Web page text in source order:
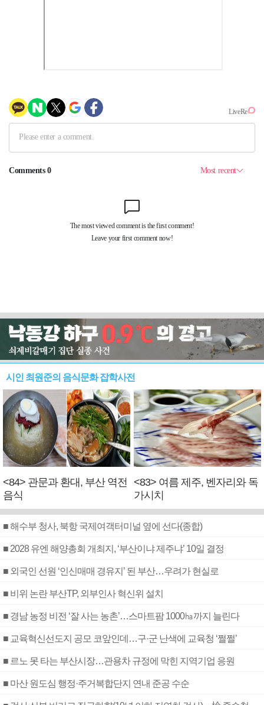
시인 최원준의 음식문화 잡학사전
<84> 관문과 환대, 부산 역전
음식
<83> 여름 제주, 벤자리와 독
가시치
■ 해수부 청사, 북항 국제여객터미널 옆에 선다(종합)
■ 2028 유엔 해양총회 개최지, ‘부산이냐 제주냐’ 10일 결정
■ 외국인 선원 ‘인신매매 경유지’ 된 부산…우려가 현실로
■ 비위 논란 부산TP, 외부인사 혁신위 설치
■ 경남 농정 비전 ‘잘 사는 농촌’…스마트팜 1000㏊까지 늘린다
■ 교육혁신선도지 공모 코앞인데…구·군 난색에 교육청 ‘쩔쩔’
■ 르노 못 타는 부산시장…관용차 규정에 막힌 지역기업 응원
■ 마산 원도심 행정·주거복합단지 연내 준공 수순